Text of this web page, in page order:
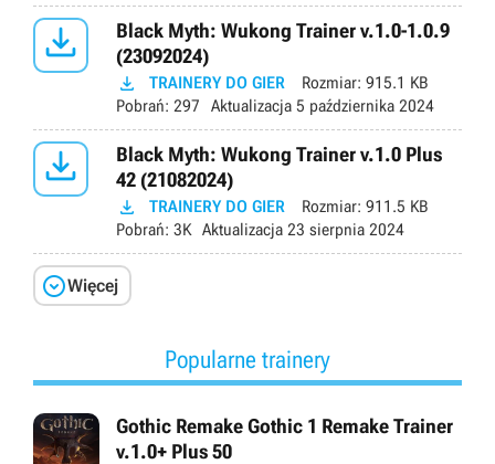

Black Myth: Wukong Trainer v.1.0-1.0.9
(23092024)
 TRAINERY DO GIER Rozmiar: 915.1 KB
Pobrań: 297 Aktualizacja 5 października 2024

Black Myth: Wukong Trainer v.1.0 Plus
42 (21082024)
 TRAINERY DO GIER Rozmiar: 911.5 KB
Pobrań: 3K Aktualizacja 23 sierpnia 2024
Więcej
Popularne trainery
Gothic Remake Gothic 1 Remake Trainer
v.1.0+ Plus 50